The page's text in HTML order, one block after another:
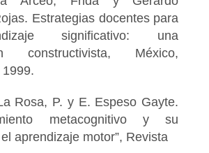
Estrategias docentes para
significativo: una
constructivista, México,
Rosa, P. y E. Espeso Gayte.
metacognitivo y su
aprendizaje motor”, Revista